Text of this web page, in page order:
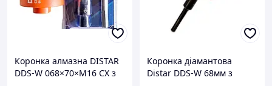
Коронка алмазна DISTAR
DDS-W 068×70×М16 CX з
Коронка діамантова
Distar DDS-W 68мм з